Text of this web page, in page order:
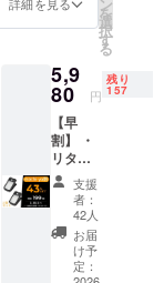
品が発
生する
があり
ます。
ご了承
頂いた
上でご
支援頂
けます
様お願
い致し
る場合
があり
ます。
※皆様の
支援に
より量
産効率
が向上
した場
合、正
規販売
価格が
般販売
予定価
5,280円
※リター
ンはす
べて
税・送
料込み
の金額
になり
ます。
※ご注文
状況、
使用部
を
選
択
す
る
5,9
80 円
残り
157
【早
割】 ・
リター
ン内
容：ク
リップ
タイプ
のLED
ソー
支援
者：
42人
お届
け予
定：